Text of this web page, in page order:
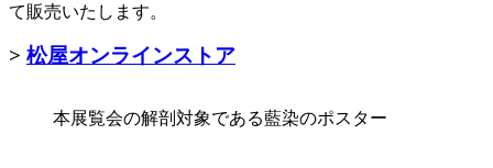
て販売いたします。
> 松屋オンラインストア
本展覧会の解剖対象である藍染のポスター